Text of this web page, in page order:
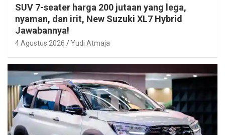
SUV 7-seater harga 200 jutaan yang lega,
nyaman, dan irit, New Suzuki XL7 Hybrid
Jawabannya!
4 Agustus 2026 Yudi Atmaja